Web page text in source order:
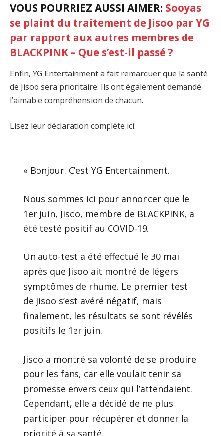
VOUS POURRIEZ AUSSI AIMER: Sooyas
se plaint du traitement de Jisoo par YG
par rapport aux autres membres de
BLACKPINK – Que s’est-il passé ?
Enfin, YG Entertainment a fait remarquer que la santé
de Jisoo sera prioritaire. Ils ont également demandé
l’aimable compréhension de chacun.
Lisez leur déclaration complète ici:
« Bonjour. C’est YG Entertainment.
Nous sommes ici pour annoncer que le
1er juin, Jisoo, membre de BLACKPINK, a
été testé positif au COVID-19.
Un auto-test a été effectué le 30 mai
après que Jisoo ait montré de légers
symptômes de rhume. Le premier test
de Jisoo s’est avéré négatif, mais
finalement, les résultats se sont révélés
positifs le 1er juin.
Jisoo a montré sa volonté de se produire
pour les fans, car elle voulait tenir sa
promesse envers ceux qui l’attendaient.
Cependant, elle a décidé de ne plus
participer pour récupérer et donner la
priorité à sa santé.